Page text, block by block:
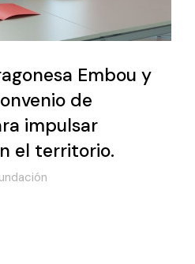
Embou y
de
impulsar
el territorio.